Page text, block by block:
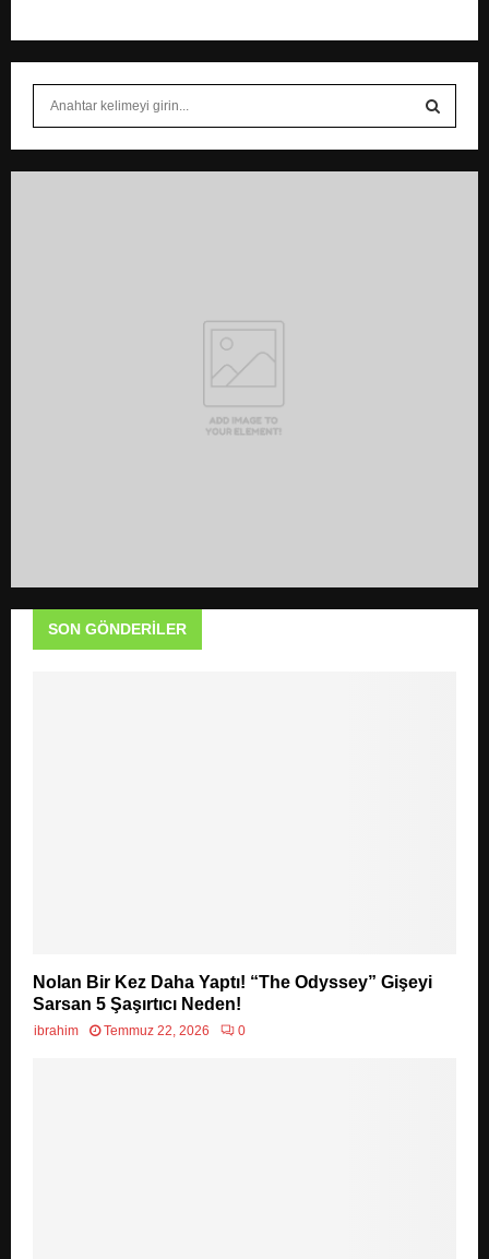
S
SON GÖNDERILER
Nolan Bir Kez Daha Yaptı! “The Odyssey” Gişeyi
Sarsan 5 Şaşırtıcı Neden!
ibrahim Temmuz 22, 2026 0